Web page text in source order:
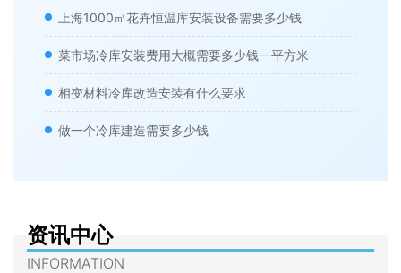
上海1000㎡花卉恒温库安装设备需要多少钱
菜市场冷库安装费用大概需要多少钱一平方米
相变材料冷库改造安装有什么要求
做一个冷库建造需要多少钱
资讯中心
INFORMATION